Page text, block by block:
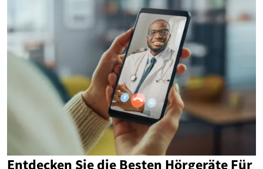
Entdecken Sie die Besten Hörgeräte Für